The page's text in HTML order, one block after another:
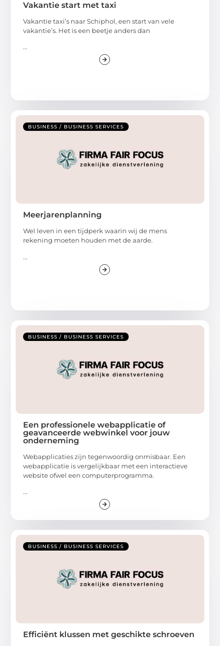
Vakantie start met taxi
Vakantie taxi’s naar Schiphol, een start van vele
vakantie’s. Het is een beetje anders dan
...
BUSINESS / BUSINESS SERVICES
Meerjarenplanning
Wel leven in een tijdperk waarin wij de mens
rekening moeten houden met de aarde.
...
BUSINESS / BUSINESS SERVICES
Een professionele webapplicatie of
geavanceerde webwinkel voor jouw
onderneming
Webapplicaties zijn tegenwoordig onmisbaar. Een
webapplicatie is vergelijkbaar met een interactieve
website ofwel een computerprogramma.
...
BUSINESS / BUSINESS SERVICES
Efficiënt klussen met geschikte schroeven